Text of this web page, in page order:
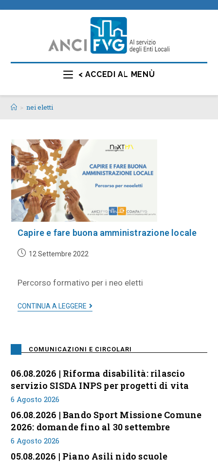
< ACCEDI AL MENÙ
> nei eletti
Capire e fare buona amministrazione locale
12 Settembre 2022
Percorso formativo per i neo eletti
CONTINUA A LEGGERE
COMUNICAZIONI E CIRCOLARI
06.08.2026 | Riforma disabilità: rilascio
servizio SISDA INPS per progetti di vita
6 Agosto 2026
06.08.2026 | Bando Sport Missione Comune
2026: domande fino al 30 settembre
6 Agosto 2026
05.08.2026 | Piano Asili nido scuole